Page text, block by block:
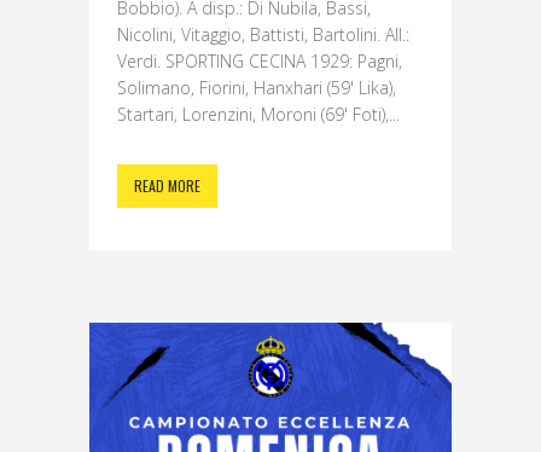
Bobbio). A disp.: Di Nubila, Bassi,
Nicolini, Vitaggio, Battisti, Bartolini. All.:
Verdi. SPORTING CECINA 1929: Pagni,
Solimano, Fiorini, Hanxhari (59' Lika),
Startari, Lorenzini, Moroni (69' Foti),...
READ MORE